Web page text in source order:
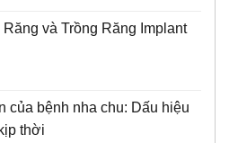
và Trồng Răng Implant
của bệnh nha chu: Dấu hiệu
thời